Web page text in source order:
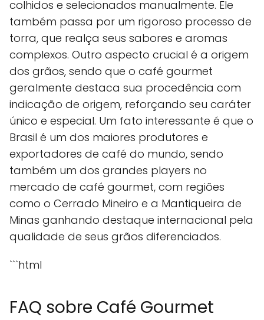
colhidos e selecionados manualmente. Ele
também passa por um rigoroso processo de
torra, que realça seus sabores e aromas
complexos. Outro aspecto crucial é a origem
dos grãos, sendo que o café gourmet
geralmente destaca sua procedência com
indicação de origem, reforçando seu caráter
único e especial. Um fato interessante é que o
Brasil é um dos maiores produtores e
exportadores de café do mundo, sendo
também um dos grandes players no
mercado de café gourmet, com regiões
como o Cerrado Mineiro e a Mantiqueira de
Minas ganhando destaque internacional pela
qualidade de seus grãos diferenciados.
```html
FAQ sobre Café Gourmet